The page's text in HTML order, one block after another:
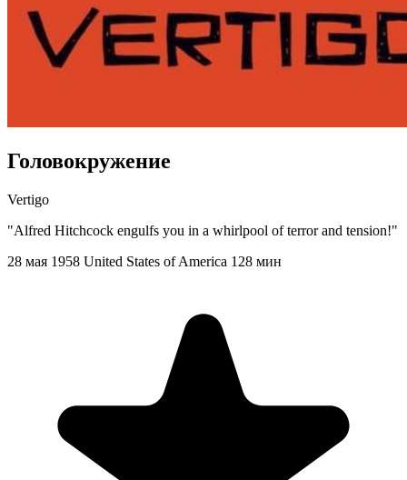
Головокружение
Vertigo
"Alfred Hitchcock engulfs you in a whirlpool of terror and tension!"
28 мая 1958 United States of America 128 мин